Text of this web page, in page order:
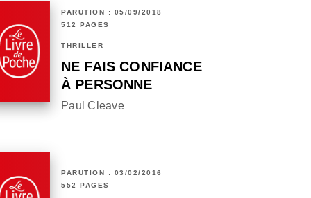
PARUTION : 05/09/2018
512 PAGES
THRILLER
NE FAIS CONFIANCE
À PERSONNE
Paul Cleave
PARUTION : 03/02/2016
552 PAGES